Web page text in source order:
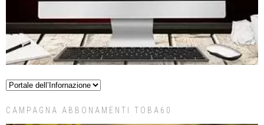
CAMPAGNA ABBONAMENTI TOBA60